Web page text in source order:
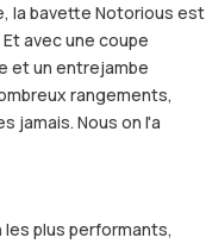
la bavette Notorious est
avec une coupe
et un entrejambe
rangements,
jamais. Nous on l'a
plus performants,